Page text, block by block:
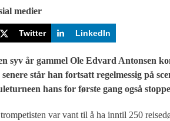
medier
Twitter LinkedIn
syv år gammel Ole Edvard Antonsen
står han fortsatt regelmessig på
hans for første gang også
var vant til å ha inntil 250